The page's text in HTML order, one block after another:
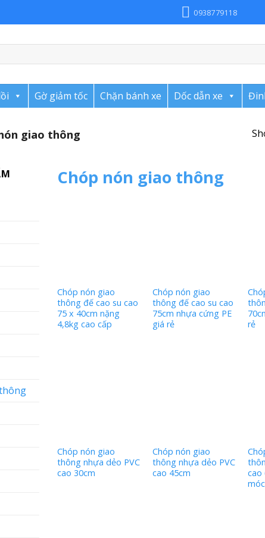
0938779118
Gờ giảm tốc Chặn bánh xe Dốc dẫn xe
giao thông
Chóp nón giao thông
Chóp nón giao
thông đế cao su cao
75 x 40cm nặng
4,8kg cao cấp
Chóp nón giao
thông đế cao su cao
75cm nhựa cứng PE
giá rẻ
rẻ
Chóp nón giao
thông nhựa dẻo PVC
cao 30cm
Chóp nón giao
thông nhựa dẻo PVC
cao 45cm
cao